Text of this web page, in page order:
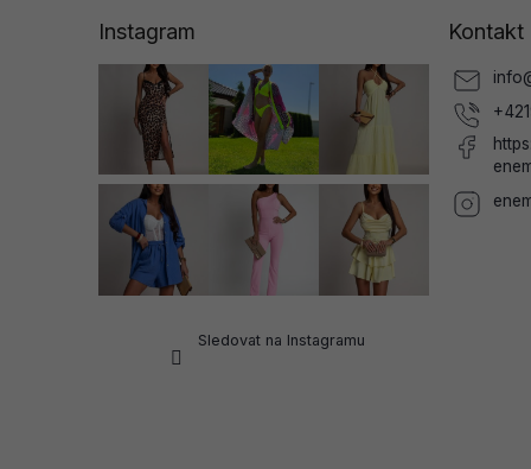
Instagram
Sledovat na Instagramu
Kontakt
info